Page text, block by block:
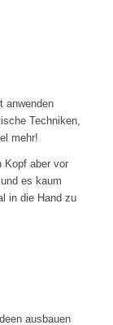
anwenden
Techniken,
mehr!
Kopf aber vor
es kaum
in die Hand zu
ausbauen